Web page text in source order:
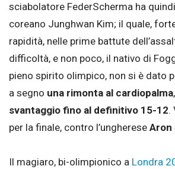
sciabolatore FederScherma ha
coreano Junghwan Kim; il quale,
rapidità, nelle prime battute
difficoltà, e non poco, il nativo di
pieno spirito olimpico, non si è dato
a segno una rimonta al cardiopalma,
svantaggio fino al definitivo 15-12.
per la finale, contro l’ungherese Aron
Il magiaro, bi-olimpionico a Londra